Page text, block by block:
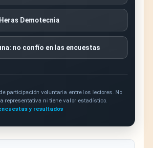
Demotecnia
no confío en las encuestas
participación voluntaria entre los lectores. No
representativa ni tiene valor estadístico.
y resultados